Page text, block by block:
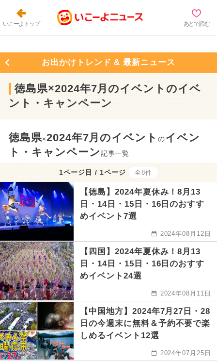
いこーよトップ あとで読む
お出かけトレンド & 最新ニュース
徳島県×2024年7月のイベントのイベ
ント・キャンペーン
徳島県×2024年7月のイベントのイベン
ト・キャンペーン記事一覧
1ページ目 / 1ページ 全8件
【徳島】2024年夏休み！8月13
日・14日・15日・16日のおすす
めイベント7選
2024年08月12日
【四国】2024年夏休み！8月13
日・14日・15日・16日のおすす
めイベント24選
2024年08月11日
【中国地方】2024年7月27日・28
日の今週末に無料＆予約不要で楽
しめるイベント12選
2024年07月25日